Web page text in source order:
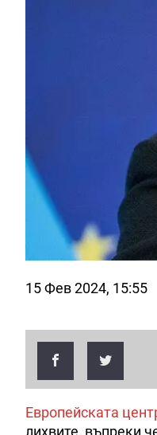
15 Фев 2024, 15:55
Европейската
лихвите, въпреки